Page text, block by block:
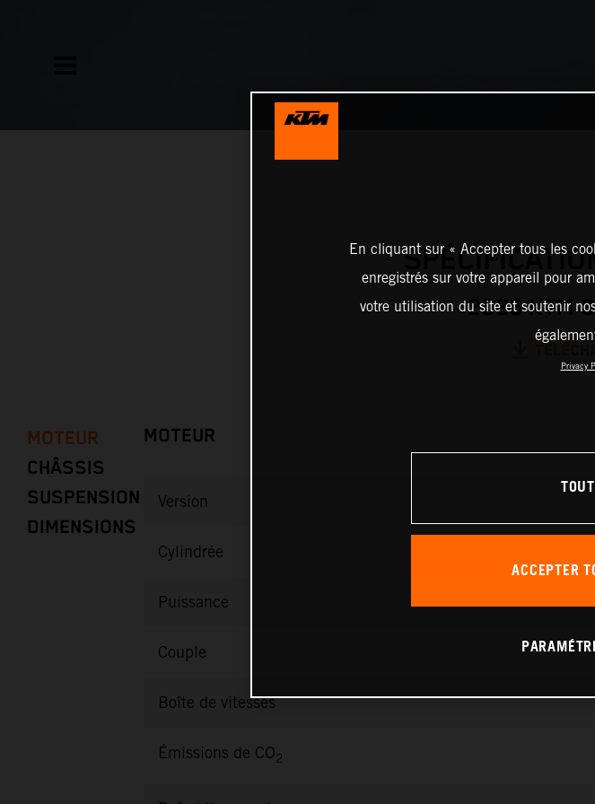
2026 KTM
MOTEUR
CHÂSSIS
SUSPENSION
DIMENSIONS
MOTEUR
Version
Cylindrée
Puissance
Couple
Boîte de vitesses
Émissions de CO2
En cliquant sur « Accepter tous les
enregistrés sur votre appareil pour
votre utilisation du site et soutenir
Privacy
ACCEPTER